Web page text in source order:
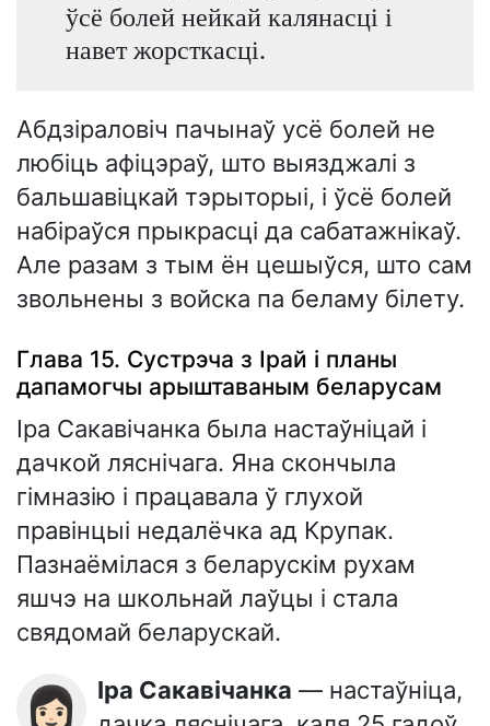
ўсё болей нейкай калянасці і
навет жорсткасці.
Абдзіраловіч пачынаў усё болей не
любіць афіцэраў, што выязджалі з
бальшавіцкай тэрыторыі, і ўсё болей
набіраўся прыкрасці да сабатажнікаў.
Але разам з тым ён цешыўся, што сам
звольнены з войска па беламу білету.
Глава 15. Сустрэча з Ірай і планы
дапамогчы арыштаваным беларусам
Іра Сакавічанка была настаўніцай і
дачкой ляснічага. Яна скончыла
гімназію і працавала ў глухой
правінцыі недалёчка ад Крупак.
Пазнаёмілася з беларускім рухам
яшчэ на школьнай лаўцы і стала
свядомай беларускай.
👩🏻 Іра Сакавічанка — настаўніца,